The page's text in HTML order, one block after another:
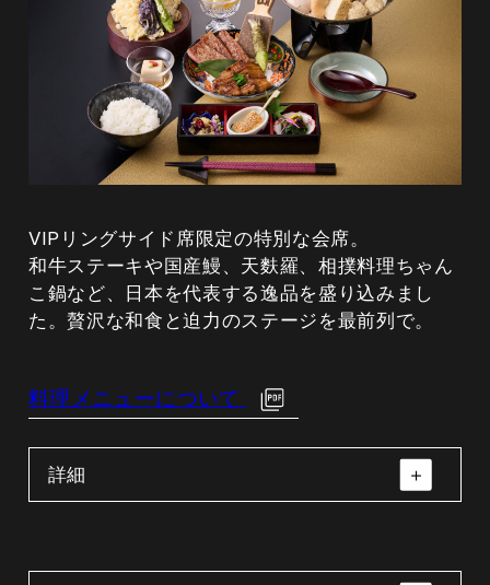
VIPリングサイド席限定の特別な会席。
和牛ステーキや国産鰻、天麩羅、相撲料理ちゃん
こ鍋など、日本を代表する逸品を盛り込みまし
た。贅沢な和食と迫力のステージを最前列で。
料理メニューについて
詳細